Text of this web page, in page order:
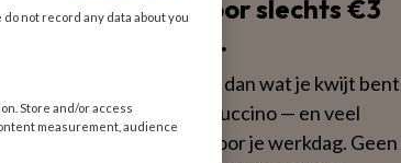
scherp voor slechts €3
per week.
Dat is minder dan wat je kwijt bent
aan een cappuccino — en veel
voedzamer voor je werkdag. Geen
not record any data about you
Store and/or access
measurement, audience